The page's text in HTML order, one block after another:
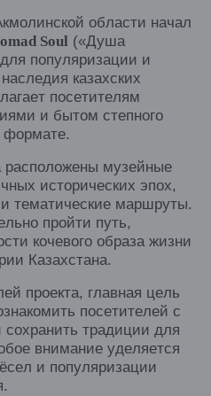
области начал
Soul («Душа
популяризации и
казахских
посетителям
и бытом степного
формате.
расположены музейные
исторических эпох,
тематические маршруты.
пройти путь,
кочевого образа жизни
Казахстана.
проекта, главная цель
посетителей с
традиции для
внимание уделяется
и популяризации